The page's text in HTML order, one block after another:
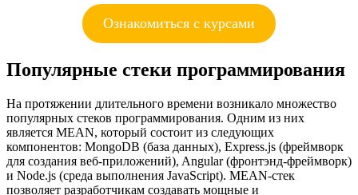
Ознакомиться с курсами
Популярные стеки программирования
На протяжении длительного времени возникало множество
популярных стеков программирования. Одним из них
является MEAN, который состоит из следующих
компонентов: MongoDB (база данных), Express.js (фреймворк
для создания веб-приложений), Angular (фронтэнд-фреймворк)
и Node.js (среда выполнения JavaScript). MEAN-стек
позволяет разработчикам создавать мощные и